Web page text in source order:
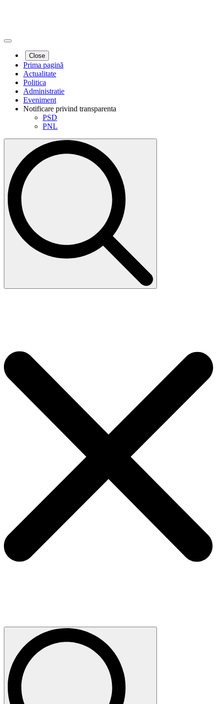
Close
Prima pagină
Actualitate
Politica
Administratie
Eveniment
Notificare privind transparenta
PSD
PNL